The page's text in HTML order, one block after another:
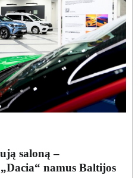
saloną –
namus Baltijos